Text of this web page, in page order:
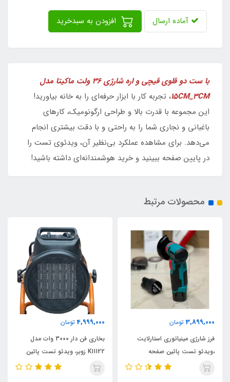
آماده ارسال
با ست دو قلوی قیچی و اره شارژی 36 ولت ماکیتا مدل
15CM_3CM، تجربه کار با ابزار حرفه‌ای را به خانه بیاورید!
این مجموعه با قدرت بالا و طراحی ارگونومیک، کارهای
باغبانی و نجاری شما را به راحتی و با دقت بیشتری انجام
می‌دهد. برای مشاهده عملکرد بی‌نظیر آن، ویدئوی تست را
در پایین صفحه ببینید و خرید هوشمندانه‌ای داشته باشید!
محصولات مرتبط
3,899,000 تومان
فرز شارژی مینیاتوری استارلایت
،ویدئو تست پائین صفحه
4,999,000 تومان
بخاری فن دار 3000 وات مدل
K11122 زوبر، ویدئو تست پائین
صفحه